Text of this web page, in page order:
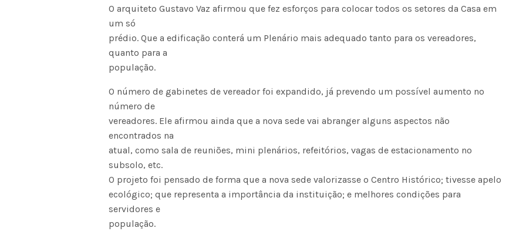
O arquiteto Gustavo Vaz afirmou que fez esforços para colocar todos os setores da Casa em
um só
prédio. Que a edificação conterá um Plenário mais adequado tanto para os vereadores,
quanto para a
população.
O número de gabinetes de vereador foi expandido, já prevendo um possível aumento no
número de
vereadores. Ele afirmou ainda que a nova sede vai abranger alguns aspectos não
encontrados na
atual, como sala de reuniões, mini plenários, refeitórios, vagas de estacionamento no
subsolo, etc.
O projeto foi pensado de forma que a nova sede valorizasse o Centro Histórico; tivesse apelo
ecológico; que representa a importância da instituição; e melhores condições para
servidores e
população.